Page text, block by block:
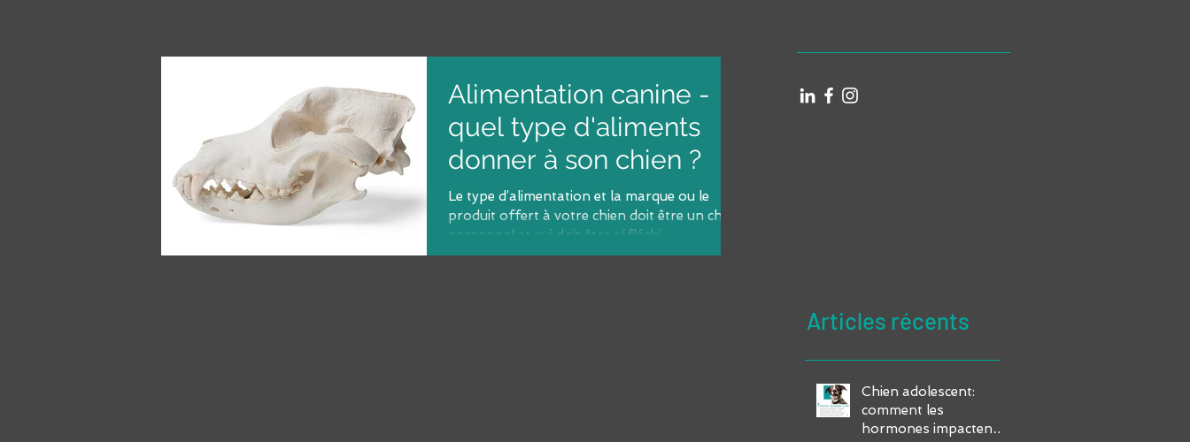
Alimentation canine -
quel type d'aliments
donner à son chien ?
Le type d’alimentation et la marque ou le
produit offert à votre chien doit être un choix
personnel et qui doit être réfléchi.
L’important e
Articles récents
Chien adolescent:
comment les
hormones impactent-